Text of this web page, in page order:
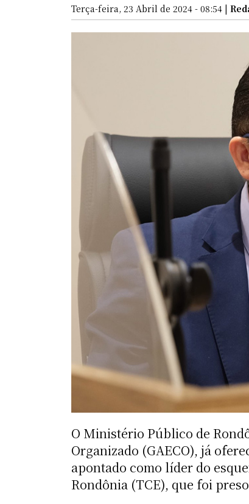
Terça-feira, 23 Abril de 2024 - 08:54 |
O Ministério Público de
Organizado (GAECO), já
apontado como líder do
Rondônia (TCE), que foi